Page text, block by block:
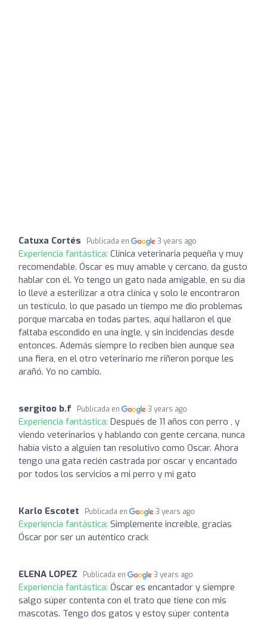
Catuxa Cortés Publicada en 3 years ago
Experiencia fantástica: Clínica veterinaria pequeña y muy
recomendable. Óscar es muy amable y cercano, da gusto
hablar con él. Yo tengo un gato nada amigable, en su día
lo llevé a esterilizar a otra clínica y solo le encontraron
un testículo, lo que pasado un tiempo me dio problemas
porque marcaba en todas partes, aquí hallaron el que
faltaba escondido en una ingle, y sin incidencias desde
entonces. Además siempre lo reciben bien aunque sea
una fiera, en el otro veterinario me riñeron porque les
arañó. Yo no cambio.
sergitoo b.f Publicada en 3 years ago
Experiencia fantástica: Después de 11 años con perro , y
viendo veterinarios y hablando con gente cercana, nunca
había visto a alguien tan resolutivo como Oscar. Ahora
tengo una gata recién castrada por oscar y encantado
por todos los servicios a mi perro y mi gato
Karlo Escotet Publicada en 3 years ago
Experiencia fantástica: Simplemente increíble, gracias
Óscar por ser un auténtico crack
ELENA LOPEZ Publicada en 3 years ago
Experiencia fantástica: Óscar es encantador y siempre
salgo súper contenta con el trato que tiene con mis
mascotas. Tengo dos gatos y estoy súper contenta